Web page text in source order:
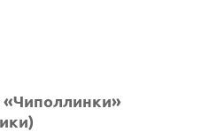
«Чиполлинки»